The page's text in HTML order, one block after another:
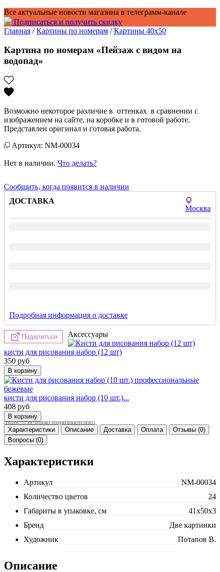
Все актуальные новости магазина в телеграмм-канале
Подписаться и получить скидку
Главная /Картины по номерам /Картины 40x50
Картина по номерам «Пейзаж с видом на
водопад»
Возможно некоторое различие в оттенках в сравнении с
изображением на сайте, на коробке и в готовой работе.
Представлен оригинал и готовая работа.
Артикул: NM-00034
Нет в наличии. Что делать?
Сообщить, когда появится в наличии
ДОСТАВКА
Москва
Подробная информация о доставке
Поделиться Аксессуары
кисти для рисования набор (12 шт)
350 руб
кисти для рисования набор (10 шт.)...
408 руб
Характеристики Описание Доставка Оплата
Отзывы (0)
Вопросы (0)
Характеристики
Артикул
NM-00034
Количество цветов
24
Габариты в упаковке, см
41x50x3
Бренд
Две картинки
Художник
Потапов В.
Описание